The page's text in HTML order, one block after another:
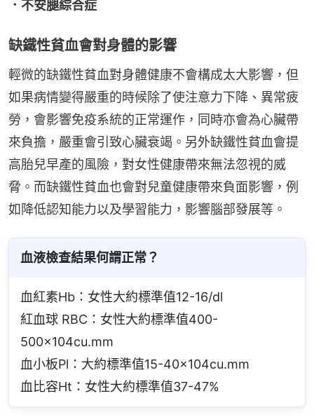
．不安腿綜合症
缺鐵性貧血會對身體的影響
輕微的缺鐵性貧血對身體健康不會構成太大影響，但
如果病情變得嚴重的時候除了使注意力下降、異常疲
勞，會影響免疫系統的正常運作，同時亦會為心臟帶
來負擔，嚴重會引致心臟衰竭。另外缺鐵性貧血會提
高胎兒早產的風險，對女性健康帶來無法忽視的威
脅。而缺鐵性貧血也會對兒童健康帶來負面影響，例
如降低認知能力以及學習能力，影響腦部發展等。
血液檢查結果何謂正常？
血紅素Hb：女性大約標準值12-16/dl
紅血球 RBC：女性大約標準值400-
500×104cu.mm
血小板Pl：大約標準值15-40×104cu.mm
血比容Ht：女性大約標準值37-47%